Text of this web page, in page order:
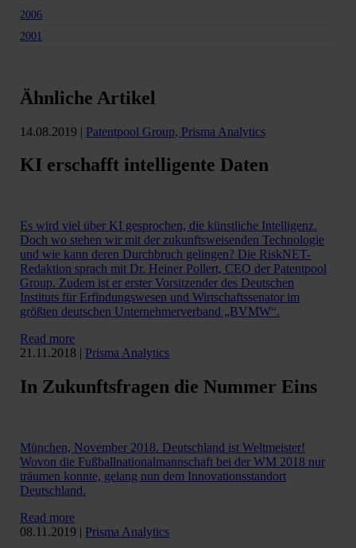
2006
2001
Ähnliche Artikel
14.08.2019 | Patentpool Group, Prisma Analytics
KI erschafft intelligente Daten
Es wird viel über KI gesprochen, die künstliche Intelligenz.
Doch wo stehen wir mit der zukunftsweisenden Technologie
und wie kann deren Durchbruch gelingen? Die RiskNET-
Redaktion sprach mit Dr. Heiner Pollert, CEO der Patentpool
Group. Zudem ist er erster Vorsitzender des Deutschen
Instituts für Erfindungswesen und Wirtschaftssenator im
größten deutschen Unternehmerverband „BVMW“.
Read more
21.11.2018 | Prisma Analytics
In Zukunftsfragen die Nummer Eins
München, November 2018. Deutschland ist Weltmeister!
Wovon die Fußballnationalmannschaft bei der WM 2018 nur
träumen konnte, gelang nun dem Innovationsstandort
Deutschland.
Read more
08.11.2019 | Prisma Analytics